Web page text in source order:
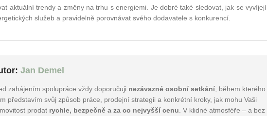
aktuální trendy a změny na trhu s energiemi. Je dobré také sledovat, jak se vyvíjejí
služeb a pravidelně porovnávat svého dodavatele s konkurencí.
Jan Demel
zahájením spolupráce vždy doporučuji nezávazné osobní setkání, během kterého
představím svůj způsob práce, prodejní strategii a konkrétní kroky, jak mohu Vaši
prodat rychle, bezpečně a za co nejvyšší cenu. V klidné atmosféře – a bez